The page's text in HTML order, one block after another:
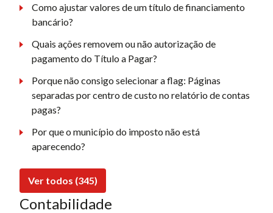
Como ajustar valores de um título de financiamento
bancário?
Quais ações removem ou não autorização de
pagamento do Título a Pagar?
Porque não consigo selecionar a flag: Páginas
separadas por centro de custo no relatório de contas
pagas?
Por que o município do imposto não está
aparecendo?
Ver todos (345)
Contabilidade